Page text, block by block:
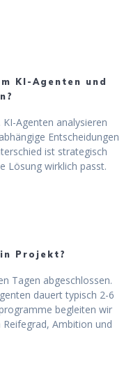
KI-Agenten und
Agenten analysieren
Entscheidungen
ist strategisch
Lösung wirklich passt.
Projekt?
Tagen abgeschlossen.
dauert typisch 2-6
begleiten wir
Ambition und